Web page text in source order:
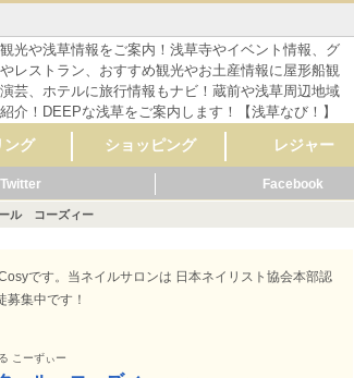
光や浅草情報をご案内！浅草寺やイベント情報、グ
レストラン、おすすめ観光やお土産情報に屋形船観
芸、ホテルに旅行情報もナビ！蔵前や浅草周辺地域
介！DEEPな浅草をご案内します！【浅草なび！】
ング
ション
サージ
サージ
サージ
ショッピング
ョン
レジャー
カラオケ
占い
バッティングセンタ
ー
映画館・劇場
ライブハウス
観光スポット
動物園
遊園地
健康ランド・温泉
ゲームセンター
その他
体験
Twitter Facebook
ル コーズィー
です。当ネイルサロンは 日本ネイリスト協会本部認
集中です！
こーずぃー